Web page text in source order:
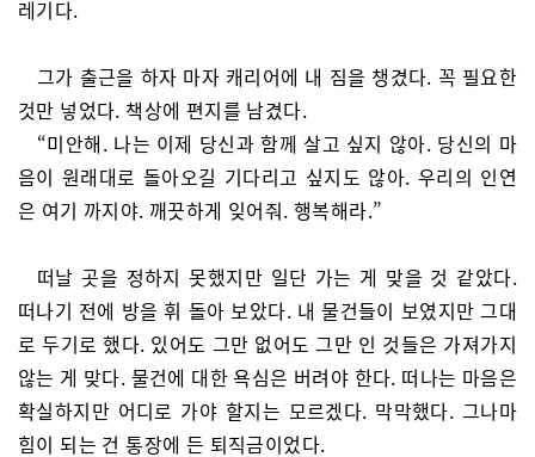
레기다.
그가 출근을 하자 마자 캐리어에 내 짐을 챙겼다. 꼭 필요한
것만 넣었다. 책상에 편지를 남겼다.
“미안해. 나는 이제 당신과 함께 살고 싶지 않아. 당신의 마
음이 원래대로 돌아오길 기다리고 싶지도 않아. 우리의 인연
은 여기 까지야. 깨끗하게 잊어줘. 행복해라.”
떠날 곳을 정하지 못했지만 일단 가는 게 맞을 것 같았다.
떠나기 전에 방을 휘 돌아 보았다. 내 물건들이 보였지만 그대
로 두기로 했다. 있어도 그만 없어도 그만 인 것들은 가져가지
않는 게 맞다. 물건에 대한 욕심은 버려야 한다. 떠나는 마음은
확실하지만 어디로 가야 할지는 모르겠다. 막막했다. 그나마
힘이 되는 건 통장에 든 퇴직금이었다.